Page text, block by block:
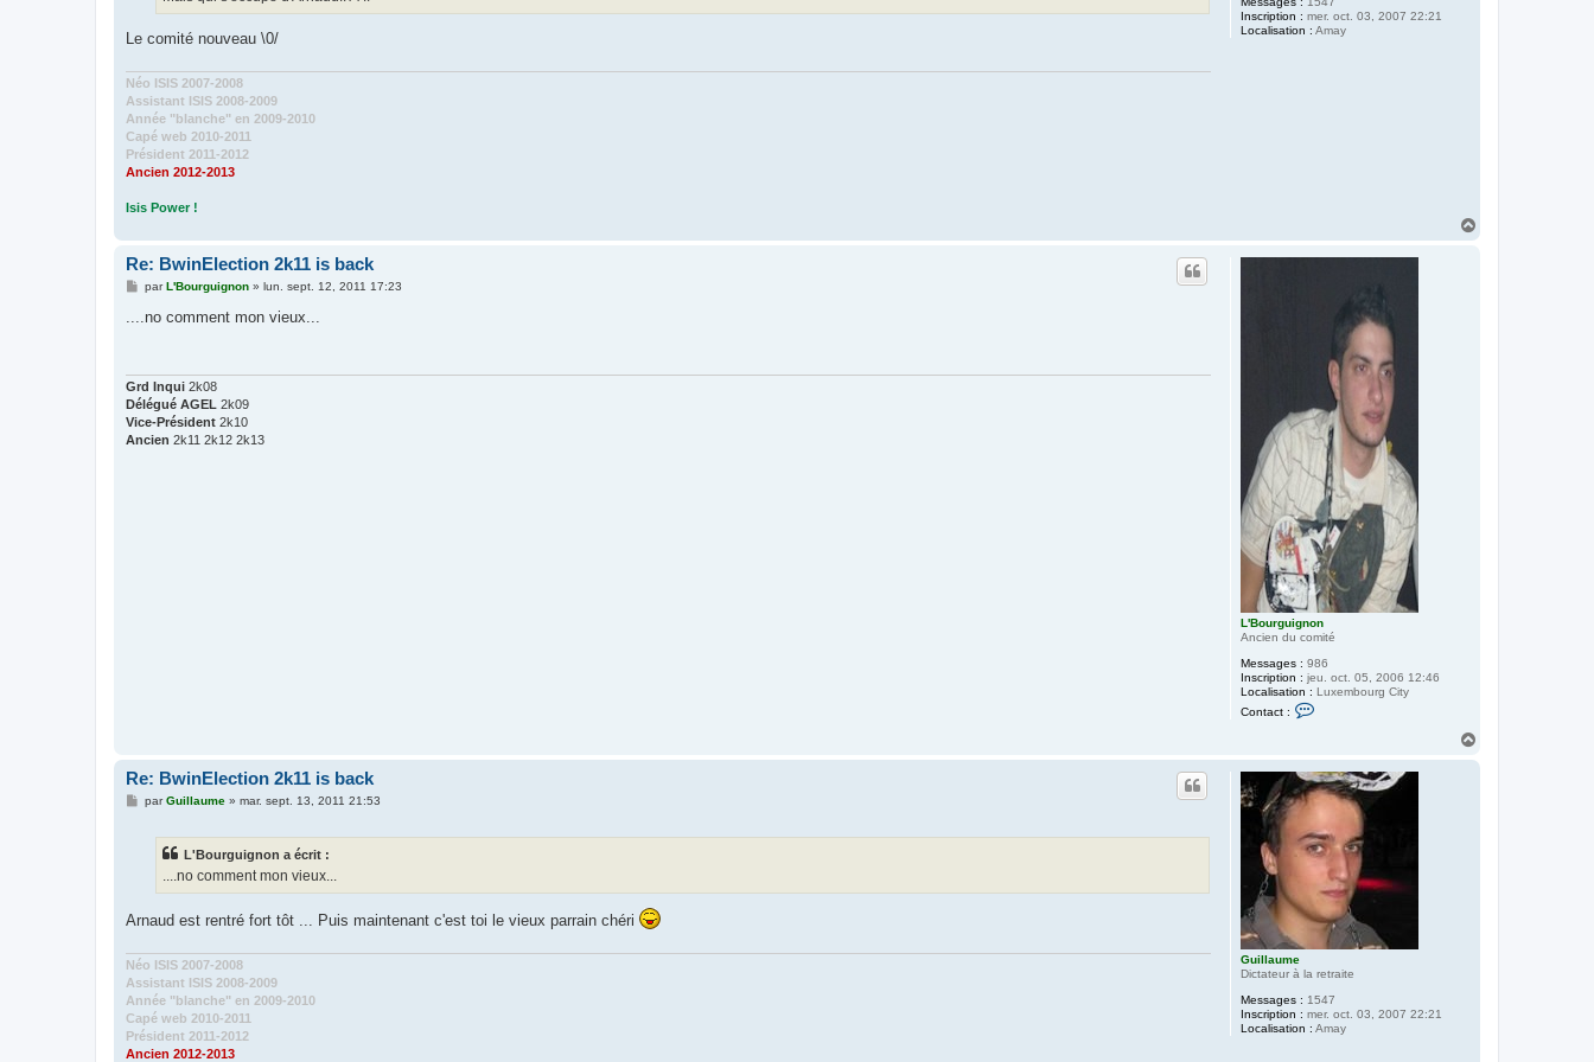
Inscription : mer. oct. 03, 2007 22:21
Localisation : Amay
Le comité nouveau \0/
Néo ISIS 2007-2008
Assistant ISIS 2008-2009
Année "blanche" en 2009-2010
Capé web 2010-2011
Président 2011-2012
Ancien 2012-2013
Isis Power !
L'Bourguignon
Ancien du comité
Messages : 986
Inscription : jeu. oct. 05, 2006 12:46
Localisation : Luxembourg City
Contact :
a
c
t
L
'
B
u
g
n
n
Re: BwinElection 2k11 is back
Mpar L'Bourguignon» lun. sept. 12, 2011 17:23
....no comment mon vieux...
Grd Inqui 2k08
Délégué AGEL 2k09
Vice-Président 2k10
Ancien 2k11 2k12 2k13
Guillaume
Dictateur à la retraite
Messages : 1547
Inscription : mer. oct. 03, 2007 22:21
Localisation : Amay
Re: BwinElection 2k11 is back
MparGuillaume» mar. sept. 13, 2011 21:53
L'Bourguignon a écrit :
....no comment mon vieux...
Arnaud est rentré fort tôt ... Puis maintenant c'est toi le vieux parrain chéri
Néo ISIS 2007-2008
Assistant ISIS 2008-2009
Année "blanche" en 2009-2010
Capé web 2010-2011
Président 2011-2012
Ancien 2012-2013